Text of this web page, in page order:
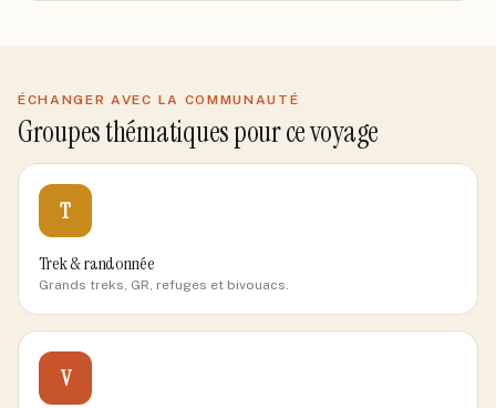
ÉCHANGER AVEC LA COMMUNAUTÉ
Groupes thématiques pour ce voyage
T
Trek & randonnée
Grands treks, GR, refuges et bivouacs.
V